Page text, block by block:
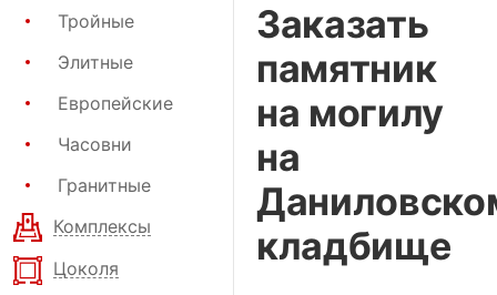
Тройные
Элитные
Европейские
Часовни
Гранитные
Комплексы
Цоколя
Заказать
памятник
на могилу
на
кладбище